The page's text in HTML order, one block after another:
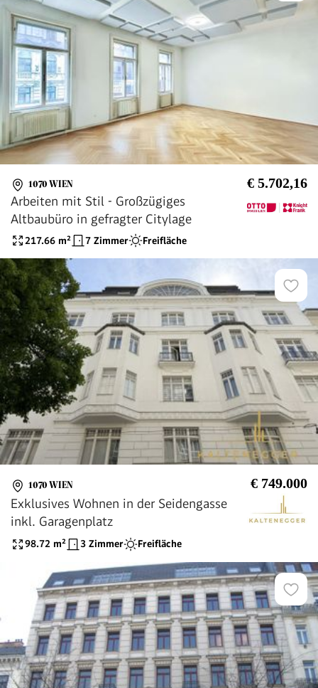
1070 WIEN € 5.702,16
Arbeiten mit Stil - Großzügiges
Altbaubüro in gefragter Citylage
217.66 m² 7 Zimmer Freifläche
1070 WIEN € 749.000
Exklusives Wohnen in der Seidengasse
inkl. Garagenplatz
98.72 m² 3 Zimmer Freifläche